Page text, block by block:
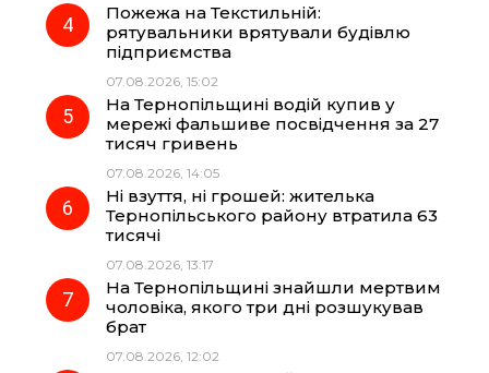
Пожежа на Текстильній:
рятувальники врятували будівлю
підприємства
07.08.2026, 15:02
На Тернопільщині водій купив у
мережі фальшиве посвідчення за 27
тисяч гривень
07.08.2026, 14:05
Ні взуття, ні грошей: жителька
Тернопільського району втратила 63
тисячі
07.08.2026, 13:17
На Тернопільщині знайшли мертвим
чоловіка, якого три дні розшукував
брат
07.08.2026, 12:02